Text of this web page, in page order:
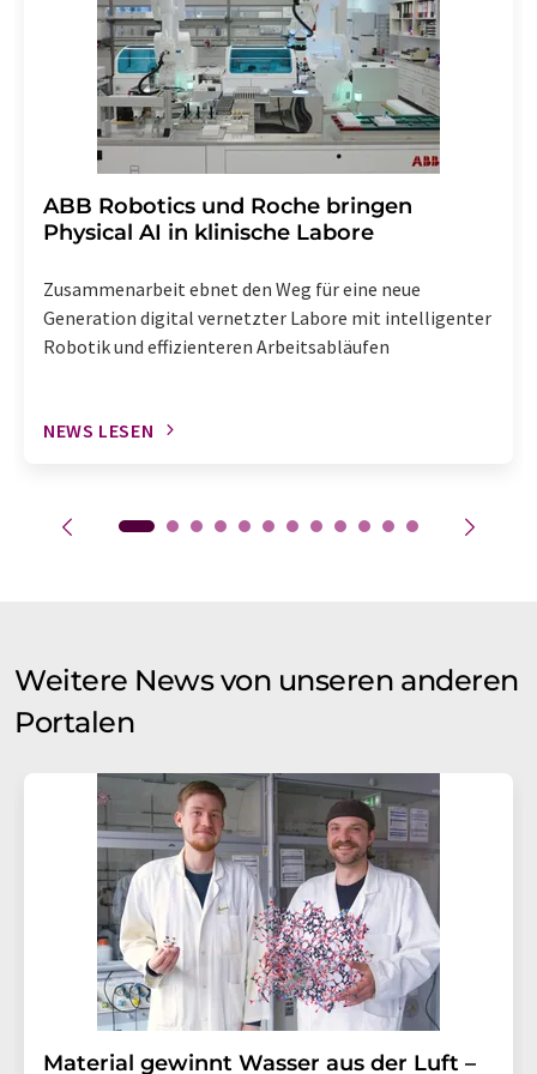
Abbestellung des entsprechenden Newsletters
enthalten.
​​​​​​​ABB Robotics und Roche bringen
Physical AI in klinische Labore
Zusammenarbeit ebnet den Weg für eine neue
Generation digital vernetzter Labore mit intelligenter
Robotik und effizienteren Arbeitsabläufen
NEWS LESEN
Weitere News von unseren anderen
Portalen
Material gewinnt Wasser aus der Luft –